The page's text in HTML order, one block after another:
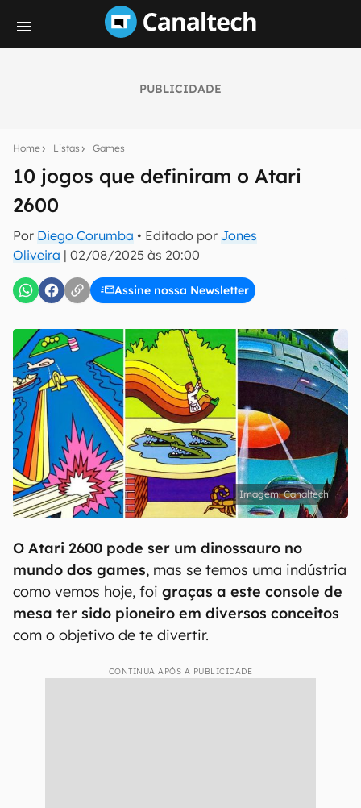
PUBLICIDADE
Home Listas Games
10 jogos que definiram o Atari
2600
Por Diego Corumba • Editado por Jones
Oliveira | 02/08/2025 às 20:00
Assine nossa Newsletter
notícias e reviews sobre tecnologia em primeira
mão.
E-mail
Uso e Política de Privacidade do Canaltech.
Canaltech
O Atari 2600 pode ser um dinossauro no
mundo dos games, mas se temos uma indústria
como vemos hoje, foi graças a este console de
mesa ter sido pioneiro em diversos conceitos
com o objetivo de te divertir.
CONTINUA APÓS A PUBLICIDADE